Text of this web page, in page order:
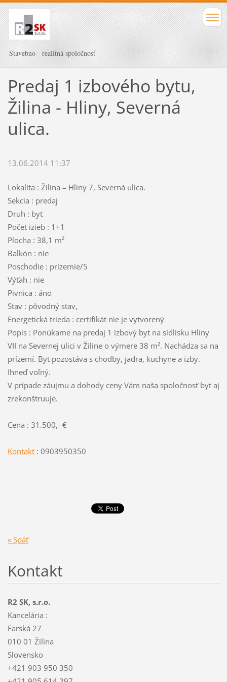
Stavebno - realitná spoločnosť
Predaj 1 izbového bytu,
Žilina - Hliny, Severná
ulica.
13.06.2014 11:37
Lokalita : Žilina – Hliny 7, Severná ulica.
Sekcia : predaj
Druh : byt
Počet izieb : 1+1
Plocha : 38,1 m²
Balkón : nie
Poschodie : prízemie/5
Výťah : nie
Pivnica : áno
Stav : pôvodný stav,
Energetická trieda : certifikát nie je vytvorený
Popis : Ponúkame na predaj 1 izbový byt na sídlisku Hliny
VII na Severnej ulici v Žiline o výmere 38 m². Nachádza sa na
prízemí. Byt pozostáva s chodby, jadra, kuchyne a izby.
Ihneď voľný.
V prípade záujmu a dohody ceny Vám naša spoločnosť byt aj
zrekonštruuje.
Cena : 31.500,- €
Kontakt: 0903950350
« Späť
Kontakt
R2 SK, s.r.o.
Kancelária :
Farská 27
010 01 Žilina
Slovensko
+421 903 950 350